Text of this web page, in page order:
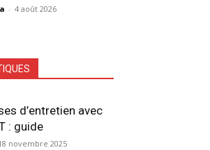
- 4 août 2026
d’entretien avec
: guide
novembre 2025